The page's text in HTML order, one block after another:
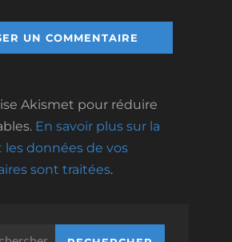
Akismet pour réduire
En savoir plus sur la
données de vos
sont traitées.
: